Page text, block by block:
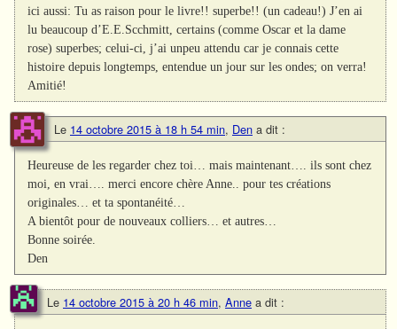
ici aussi: Tu as raison pour le livre!! superbe!! (un cadeau!) J’en ai
lu beaucoup d’E.E.Scchmitt, certains (comme Oscar et la dame
rose) superbes; celui-ci, j’ai unpeu attendu car je connais cette
histoire depuis longtemps, entendue un jour sur les ondes; on verra!
Amitié!
Le 14 octobre 2015 à 18 h 54 min, Den a dit :
Heureuse de les regarder chez toi… mais maintenant…. ils sont chez
moi, en vrai…. merci encore chère Anne.. pour tes créations
originales… et ta spontanéité…
A bientôt pour de nouveaux colliers… et autres…
Bonne soirée.
Den
Le 14 octobre 2015 à 20 h 46 min, Anne a dit :